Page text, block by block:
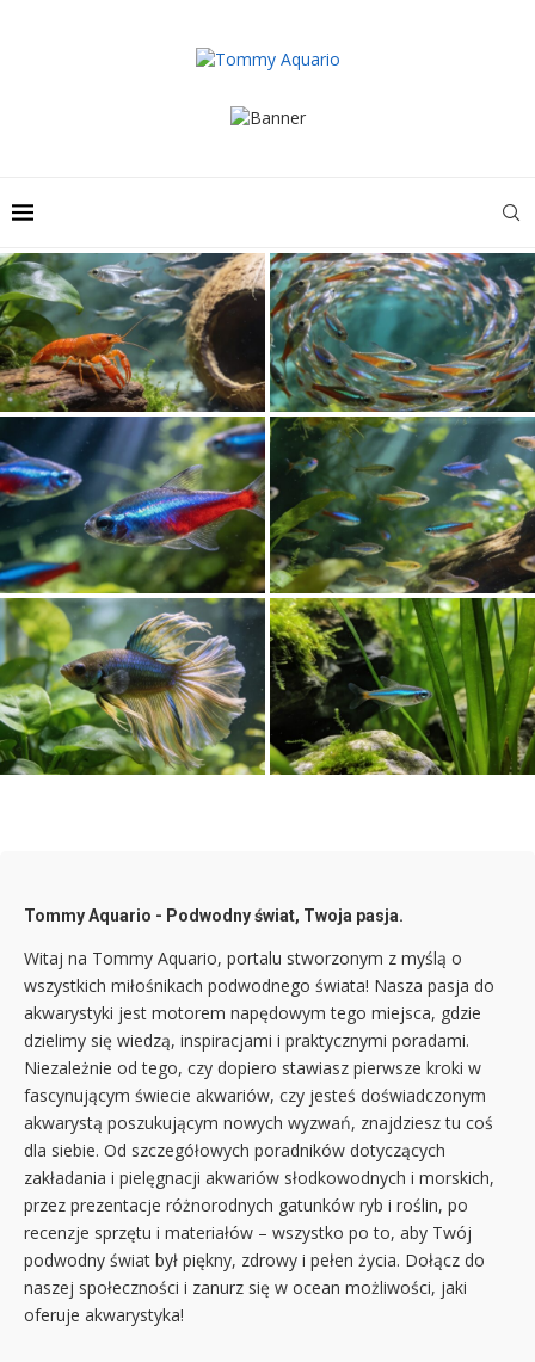
Rak i ryby – czy te wodne znaki
tworzą idealny zodiak?
Ławica ryb w akwarium: jak
tworzą ławice i pływają ryby
ławicowe?
Ryby ławicowe do akwarium: jak
hodować idealne stado ryb w
akwarystyce?
Pływa w akwarium: rybka pod
powierzchnią wody – hasło do
krzyżówki
Bojowniki w akwarium: jak
przygotować idealne akwarium
dla bojownika?
Ryby jedzą ryby: dlaczego fish
eat fish i jak chronić małe rybki?
Tommy Aquario - Podwodny świat, Twoja pasja.
Witaj na Tommy Aquario, portalu stworzonym z myślą o
wszystkich miłośnikach podwodnego świata! Nasza pasja do
akwarystyki jest motorem napędowym tego miejsca, gdzie
dzielimy się wiedzą, inspiracjami i praktycznymi poradami.
Niezależnie od tego, czy dopiero stawiasz pierwsze kroki w
fascynującym świecie akwariów, czy jesteś doświadczonym
akwarystą poszukującym nowych wyzwań, znajdziesz tu coś
dla siebie. Od szczegółowych poradników dotyczących
zakładania i pielęgnacji akwariów słodkowodnych i morskich,
przez prezentacje różnorodnych gatunków ryb i roślin, po
recenzje sprzętu i materiałów – wszystko po to, aby Twój
podwodny świat był piękny, zdrowy i pełen życia. Dołącz do
naszej społeczności i zanurz się w ocean możliwości, jaki
oferuje akwarystyka!